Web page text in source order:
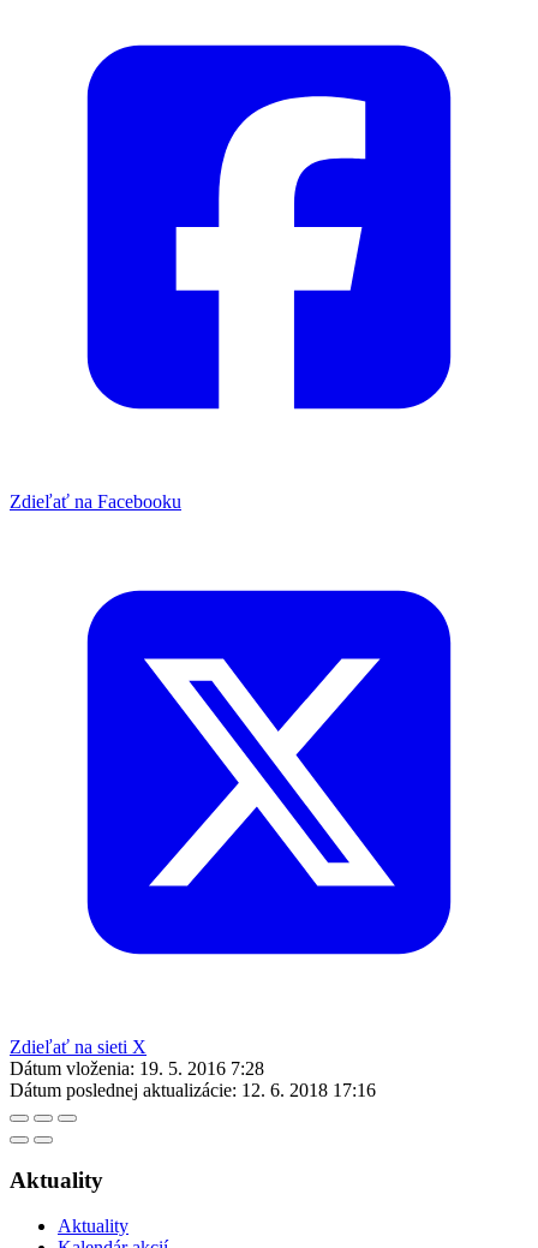
Zdieľať na Facebooku
Zdieľať na sieti X
Dátum vloženia: 19. 5. 2016 7:28
Dátum poslednej aktualizácie: 12. 6. 2018 17:16
Aktuality
Aktuality